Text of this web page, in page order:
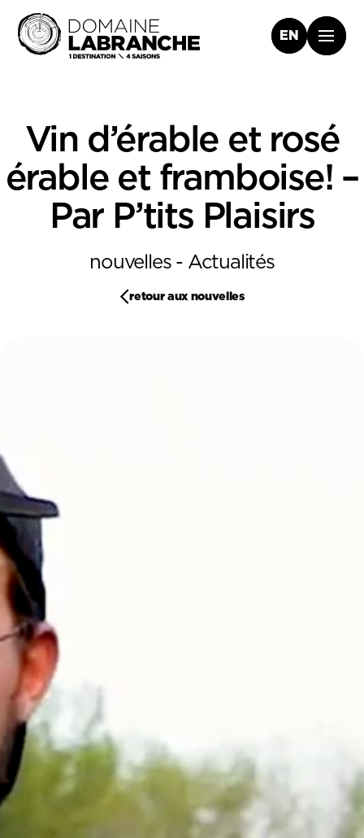
EN
Vin d’érable et rosé
érable et framboise! –
Par P’tits Plaisirs
retour aux nouvelles
nouvelles - Actualités